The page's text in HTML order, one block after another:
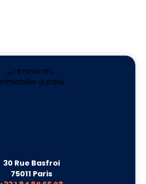
30 Rue Basfroi
75011 Paris